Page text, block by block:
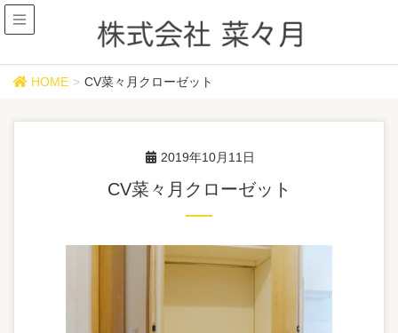
HOME CV菜々月クローゼット
2019年10月11日
CV菜々月クローゼット